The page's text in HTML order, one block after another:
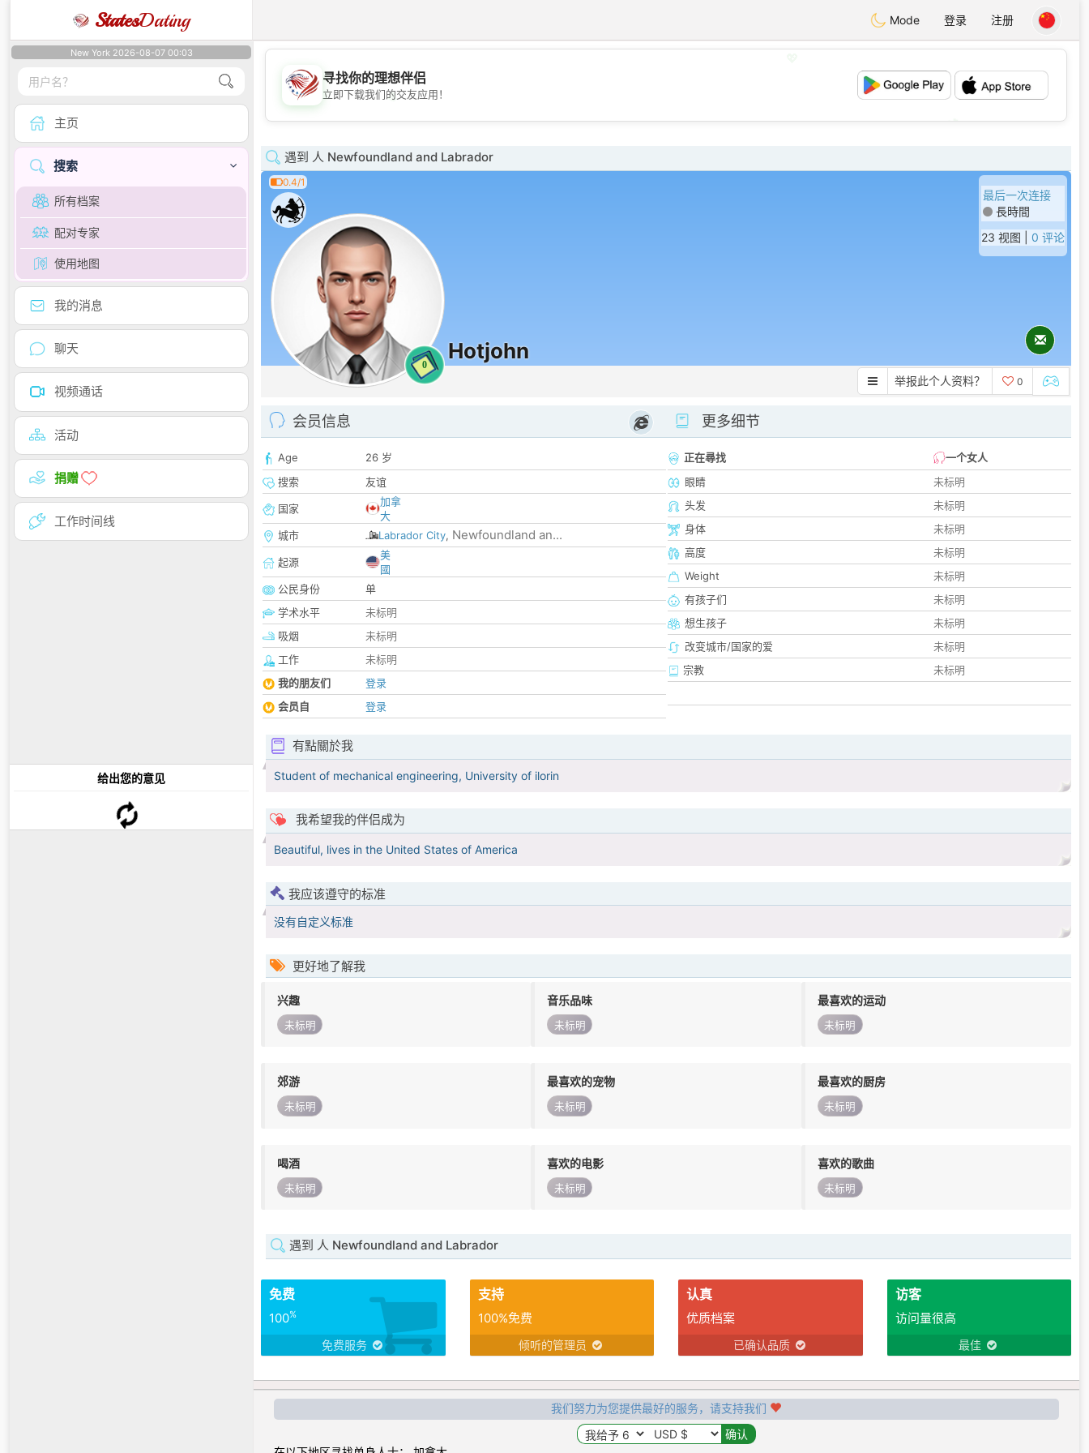
StatesDating Mode 登录 注册
New York 2026-08-07 00:03
主页
搜索
所有档案
配对专家
使用地图
我的消息
聊天
视频通话
活动
捐赠
工作时间线
给出您的意见
💖
💕
寻找你的理想伴侣
立即下载我们的交友应用！
遇到 人 Newfoundland and Labrador
0.4/1
0
Hotjohn
最后一次连接
長時間
23 视图 | 0 评论
举报此个人资料？ 0
会员信息
Age
26 岁
搜索
友谊
国家
加拿
大
城市
Labrador City, Newfoundland an...
起源
美
國
公民身份
单
学术水平
未标明
吸烟
未标明
工作
未标明
我的朋友们
登录
会员自
登录
更多细节
正在尋找
一个女人
眼睛
未标明
头发
未标明
身体
未标明
高度
未标明
Weight
未标明
有孩子们
未标明
想生孩子
未标明
改变城市/国家的爱
未标明
宗教
未标明
有點關於我
Student of mechanical engineering, University of ilorin
我希望我的伴侣成为
Beautiful, lives in the United States of America
我应该遵守的标准
没有自定义标准
更好地了解我
兴趣
未标明
音乐品味
未标明
最喜欢的运动
未标明
郊游
未标明
最喜欢的宠物
未标明
最喜欢的厨房
未标明
喝酒
未标明
喜欢的电影
未标明
喜欢的歌曲
未标明
遇到 人 Newfoundland and Labrador
免费
100%
免费服务
支持
100%免费
倾听的管理员
认真
优质档案
已确认品质
访客
访问量很高
最佳
我们努力为您提供最好的服务，请支持我们